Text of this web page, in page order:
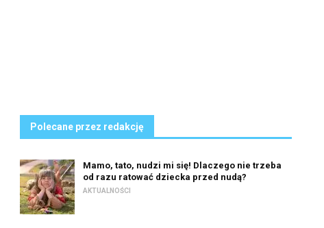
Polecane przez redakcję
Mamo, tato, nudzi mi się! Dlaczego nie trzeba
od razu ratować dziecka przed nudą?
AKTUALNOŚCI